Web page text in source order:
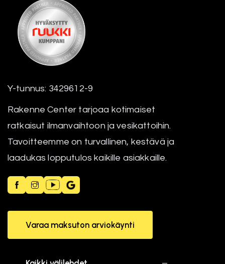
Y-tunnus: 3429612-9
Rakenne Center tarjoaa kotimaiset
ratkaisut ilmanvaihtoon ja vesikattoihin.
Tavoitteemme on turvallinen, kestävä ja
laadukas lopputulos kaikille asiakkaille.
Varaa maksuton arviokäynti